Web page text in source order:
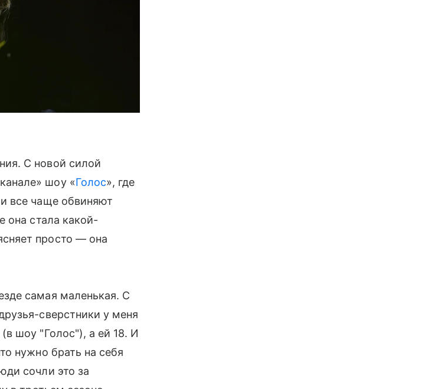
С новой силой
шоу «Голос», где
все чаще обвиняют
она стала какой-
просто — она
самая маленькая. С
сверстники у меня
шоу "Голос"), а ей 18. И
нужно брать на себя
сочли это за